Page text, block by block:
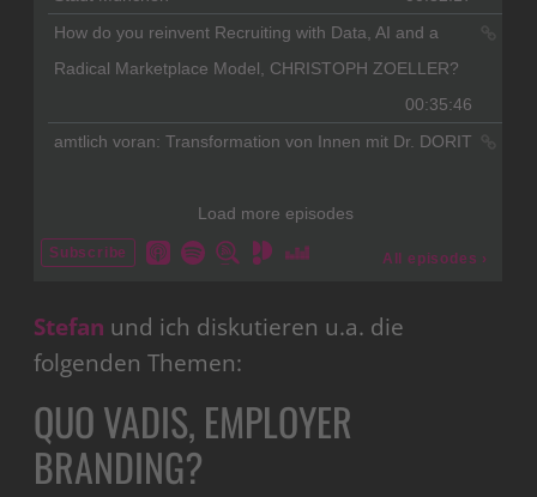
Stefan und ich diskutieren u.a. die
folgenden Themen:
QUO VADIS, EMPLOYER
BRANDING?